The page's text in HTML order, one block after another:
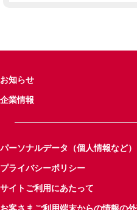
お知らせ
企業情報
パーソナルデータ（個人情報など
プライバシーポリシー
サイトご利用にあたって